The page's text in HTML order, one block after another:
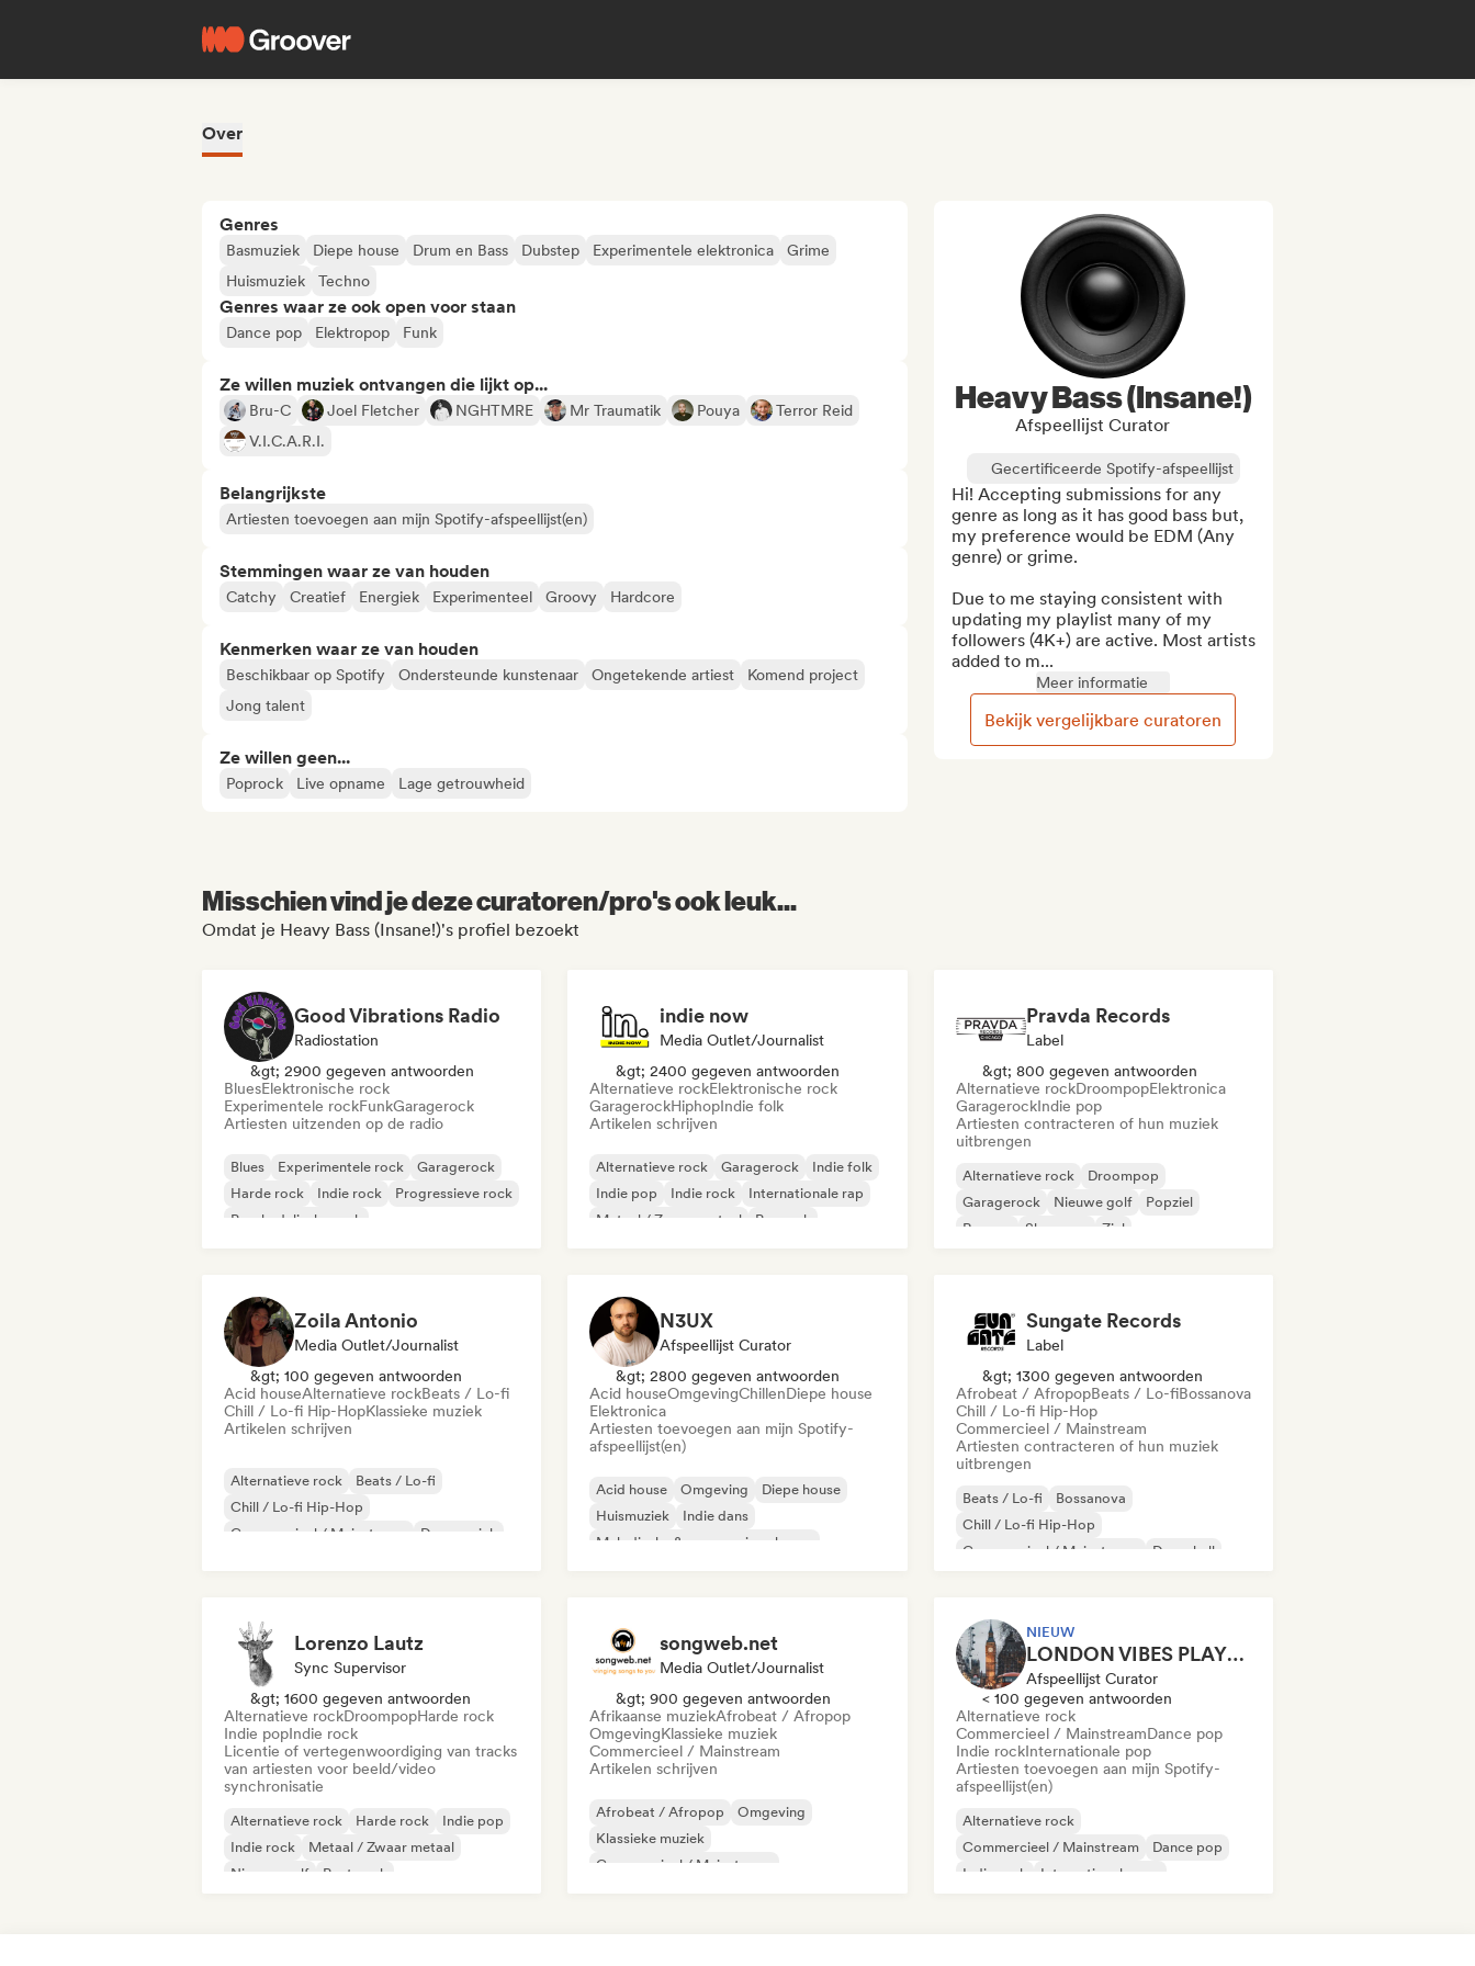
Over
Genres
Basmuziek Diepe house Drum en Bass Dubstep Experimentele elektronica
Grime
Huismuziek
Techno
Genres waar ze ook open voor staan
Dance pop Elektropop Funk
Ze willen muziek ontvangen die lijkt op...
Bru-C Joel Fletcher NGHTMRE Mr Traumatik Pouya
Terror Reid
V.I.C.A.R.I.
Belangrijkste
Artiesten toevoegen aan mijn Spotify-afspeellijst(en)
Stemmingen waar ze van houden
Catchy Creatief Energiek Experimenteel Groovy Hardcore
Kenmerken waar ze van houden
Beschikbaar op Spotify Ondersteunde kunstenaar Ongetekende artiest
Komend project
Jong talent
Ze willen geen...
Poprock Live opname Lage getrouwheid
Heavy Bass (Insane!)
Afspeellijst Curator
Gecertificeerde Spotify-afspeellijst
Hi! Accepting submissions for any
genre as long as it has good bass but,
my preference would be EDM (Any
genre) or grime.
Due to me staying consistent with
updating my playlist many of my
followers (4K+) are active. Most artists
added to m...
Meer informatie
Bekijk vergelijkbare curatoren
Misschien vind je deze curatoren/pro's ook leuk...
Omdat je Heavy Bass (Insane!)'s profiel bezoekt
Good Vibrations Radio
Radiostation
&gt; 2900 gegeven antwoorden
BluesElektronische rock
Experimentele rockFunkGaragerock
Artiesten uitzenden op de radio
Blues Experimentele rock
Garagerock
Harde rock
Indie rock
Progressieve rock
Psychedelische rock
indie now
Media Outlet/Journalist
&gt; 2400 gegeven antwoorden
Alternatieve rockElektronische rock
GaragerockHiphopIndie folk
Artikelen schrijven
Alternatieve rock Garagerock
Indie folk
Indie pop
Indie rock
Internationale rap
Metaal / Zwaar metaal
Poprock
Pravda Records
Label
&gt; 800 gegeven antwoorden
Alternatieve rockDroompopElektronica
GaragerockIndie pop
Artiesten contracteren of hun muziek
uitbrengen
Alternatieve rock
Droompop
Garagerock
Nieuwe golf
Popziel
Reggae
Shoegaze Ziel
Zoila Antonio
Media Outlet/Journalist
&gt; 100 gegeven antwoorden
Acid houseAlternatieve rockBeats / Lo-fi
Chill / Lo-fi Hip-HopKlassieke muziek
Artikelen schrijven
Alternatieve rock
Beats / Lo-fi
Chill / Lo-fi Hip-Hop
Commercieel / Mainstream
Dansmuziek
N3UX
Afspeellijst Curator
&gt; 2800 gegeven antwoorden
Acid houseOmgevingChillenDiepe house
Elektronica
Artiesten toevoegen aan mijn Spotify-
afspeellijst(en)
Acid house Omgeving
Diepe house
Huismuziek
Indie dans
Melodische & progressieve house
Sungate Records
Label
&gt; 1300 gegeven antwoorden
Afrobeat / AfropopBeats / Lo-fiBossanova
Chill / Lo-fi Hip-Hop
Commercieel / Mainstream
Artiesten contracteren of hun muziek
uitbrengen
Beats / Lo-fi
Bossanova
Chill / Lo-fi Hip-Hop
Commercieel / Mainstream
Dancehall
Lorenzo Lautz
Sync Supervisor
&gt; 1600 gegeven antwoorden
Alternatieve rockDroompopHarde rock
Indie popIndie rock
Licentie of vertegenwoordiging van tracks
van artiesten voor beeld/video
synchronisatie
Alternatieve rock Harde rock
Indie pop
Indie rock
Metaal / Zwaar metaal
Nieuwe golf
Post punk
songweb.net
Media Outlet/Journalist
&gt; 900 gegeven antwoorden
Afrikaanse muziekAfrobeat / Afropop
OmgevingKlassieke muziek
Commercieel / Mainstream
Artikelen schrijven
Afrobeat / Afropop
Omgeving
Klassieke muziek
Commercieel / Mainstream
NIEUW
LONDON VIBES PLAYLIST
Afspeellijst Curator
< 100 gegeven antwoorden
Alternatieve rock
Commercieel / MainstreamDance pop
Indie rockInternationale pop
Artiesten toevoegen aan mijn Spotify-
afspeellijst(en)
Alternatieve rock
Commercieel / Mainstream
Dance pop
Indie rock
Internationale pop